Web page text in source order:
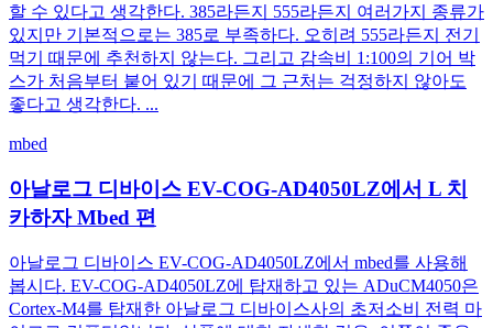
할 수 있다고 생각한다. 385라든지 555라든지 여러가지 종류가
있지만 기본적으로는 385로 부족하다. 오히려 555라든지 전기
먹기 때문에 추천하지 않는다. 그리고 감속비 1:100의 기어 박
스가 처음부터 붙어 있기 때문에 그 근처는 걱정하지 않아도
좋다고 생각한다. ...
mbed
아날로그 디바이스 EV-COG-AD4050LZ에서 L 치
카하자 Mbed 편
아날로그 디바이스 EV-COG-AD4050LZ에서 mbed를 사용해
봅시다. EV-COG-AD4050LZ에 탑재하고 있는 ADuCM4050은
Cortex-M4를 탑재한 아날로그 디바이스사의 초저소비 전력 마